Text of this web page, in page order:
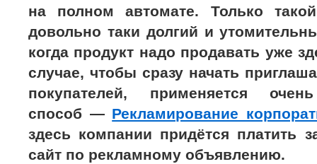
на полном автомате. Только
довольно таки долгий и
когда продукт надо продавать уже
случае, чтобы сразу начать
покупателей, применяется
способ — Рекламирование
здесь компании придётся платить
сайт по рекламному объявлению.